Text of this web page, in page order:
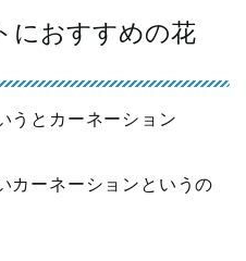
におすすめの花
うとカーネーション
カーネーションというの